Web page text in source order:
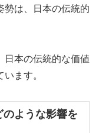
勢は、日本の伝統的
日本の伝統的な価値
ます。
のような影響を